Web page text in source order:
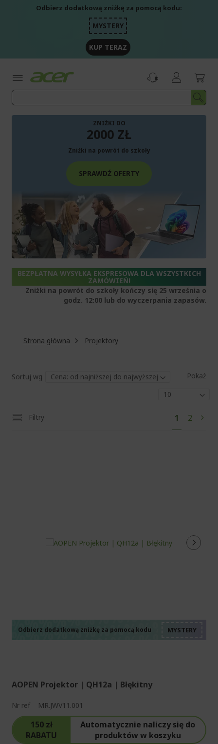
Odbierz dodatkową zniżkę za pomocą kodu:
MYSTERY
KUP TERAZ
ZNIŻKI DO
2000 ZŁ
Zniżki na powrót do szkoły
SPRAWDŹ OFERTY
BEZPŁATNA WYSYŁKA EKSPRESOWA DLA WSZYSTKICH
ZAMÓWIEŃ!
Zniżki na powrót do szkoły kończy się 25 września o
godz. 12:00 lub do wyczerpania zapasów.
Strona główna Projektory
Sortuj wg Pokaż
Filtry
Aktualnie
czytasz
1 Strona
2
Odbierz dodatkową zniżkę za pomocą kodu
AOPEN Projektor | QH12a | Błękitny
Nr ref MR.JWV11.001
150 zł
RABATU
Automatycznie naliczy się do
produktów w koszyku